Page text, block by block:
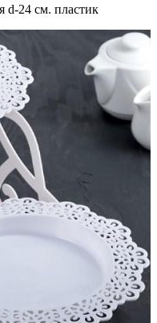
d-24 см. пластик